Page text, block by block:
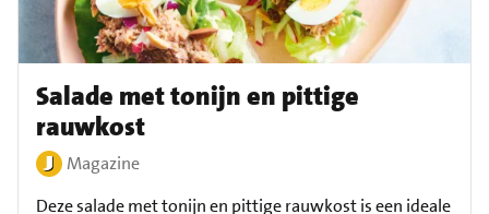
Salade met tonijn en pittige
rauwkost
Magazine
Deze salade met tonijn en pittige rauwkost is een ideale